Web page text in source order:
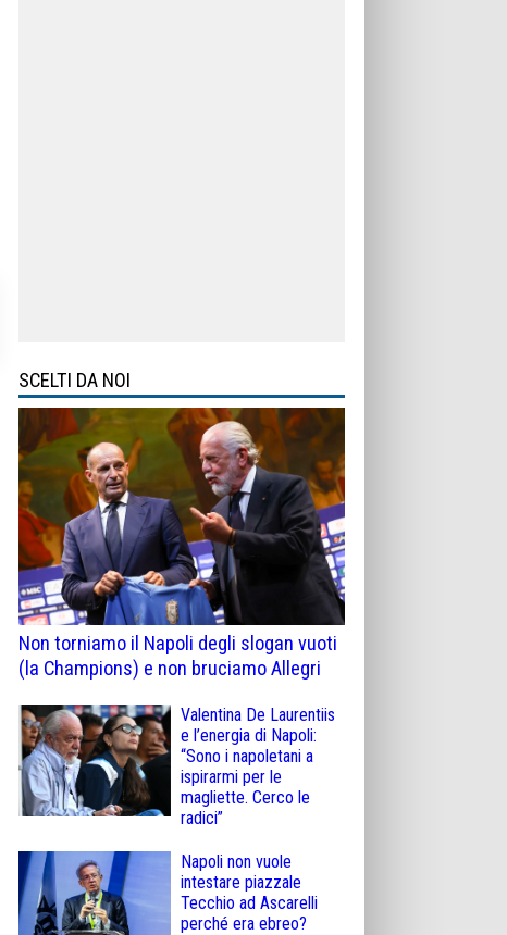
SCELTI DA NOI
Non torniamo il Napoli degli slogan vuoti
(la Champions) e non bruciamo Allegri
Valentina De Laurentiis
e l’energia di Napoli:
“Sono i napoletani a
ispirarmi per le
magliette. Cerco le
radici”
Napoli non vuole
intestare piazzale
Tecchio ad Ascarelli
perché era ebreo?